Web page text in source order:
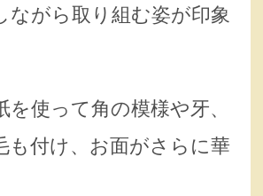
ながら取り組む姿が印象
を使って角の模様や牙、
も付け、お面がさらに華